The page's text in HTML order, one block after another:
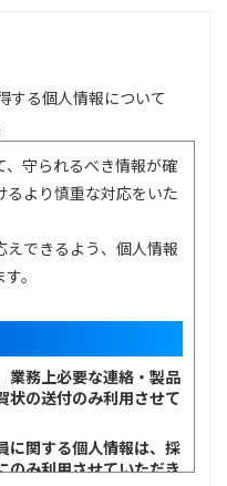
する個人情報について
、守られるべき情報が確
るより慎重な対応をいた
えできるよう、個人情報
。
業務上必要な連絡・製品
状の送付のみ利用させて
に関する個人情報は、採
のみ利用させていただき